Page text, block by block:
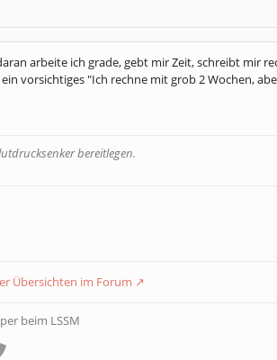
arbeite ich grade, gebt mir Zeit, schreibt mir
vorsichtiges "Ich rechne mit grob 2 Wochen,
bereitlegen.
Übersichten im Forum
beim LSSM